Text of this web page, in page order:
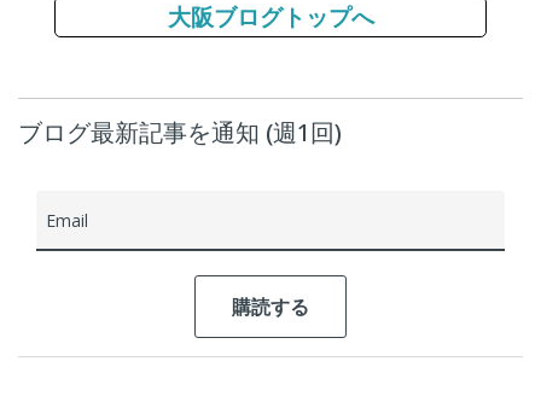
大阪ブログトップへ
ブログ最新記事を通知 (週1回)
Email